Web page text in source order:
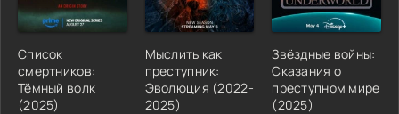
Список
смертников:
Тёмный волк
(2025)
Мыслить как
преступник:
Эволюция (2022-
2025)
Звёздные войны:
Сказания о
преступном мире
(2025)